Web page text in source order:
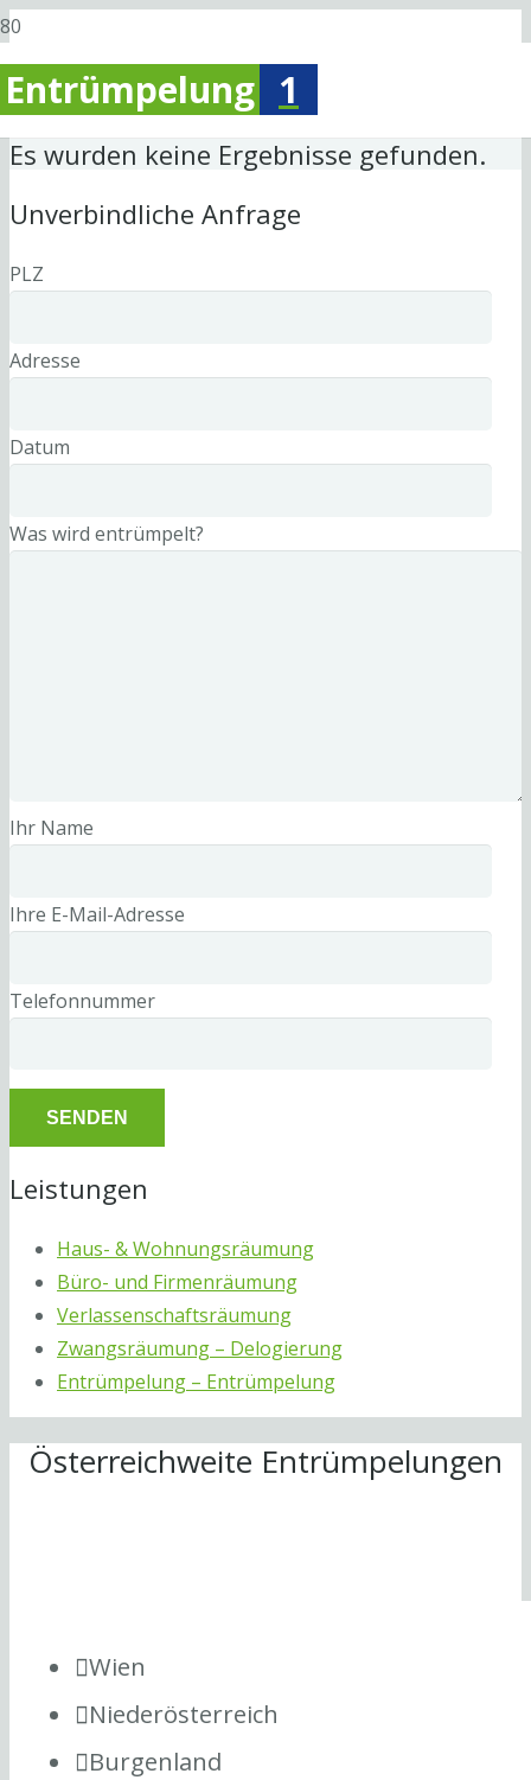
Entrümpelung 1
Es wurden keine Ergebnisse gefunden.
Unverbindliche Anfrage
PLZ
Adresse
Datum
Was wird entrümpelt?
Ihr Name
Ihre E-Mail-Adresse
Telefonnummer
Leistungen
Haus- & Wohnungsräumung
Büro- und Firmenräumung
Verlassenschaftsräumung
Zwangsräumung – Delogierung
Entrümpelung – Entrümpelung
Österreichweite Entrümpelungen
Wien
Niederösterreich
Burgenland